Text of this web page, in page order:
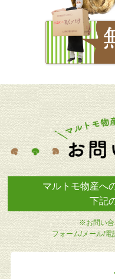
マルトモ物産へ
下記
※お問い合
フォーム/メール/